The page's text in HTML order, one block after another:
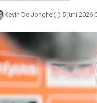
Kevin De Jonghe 5 juni 2026